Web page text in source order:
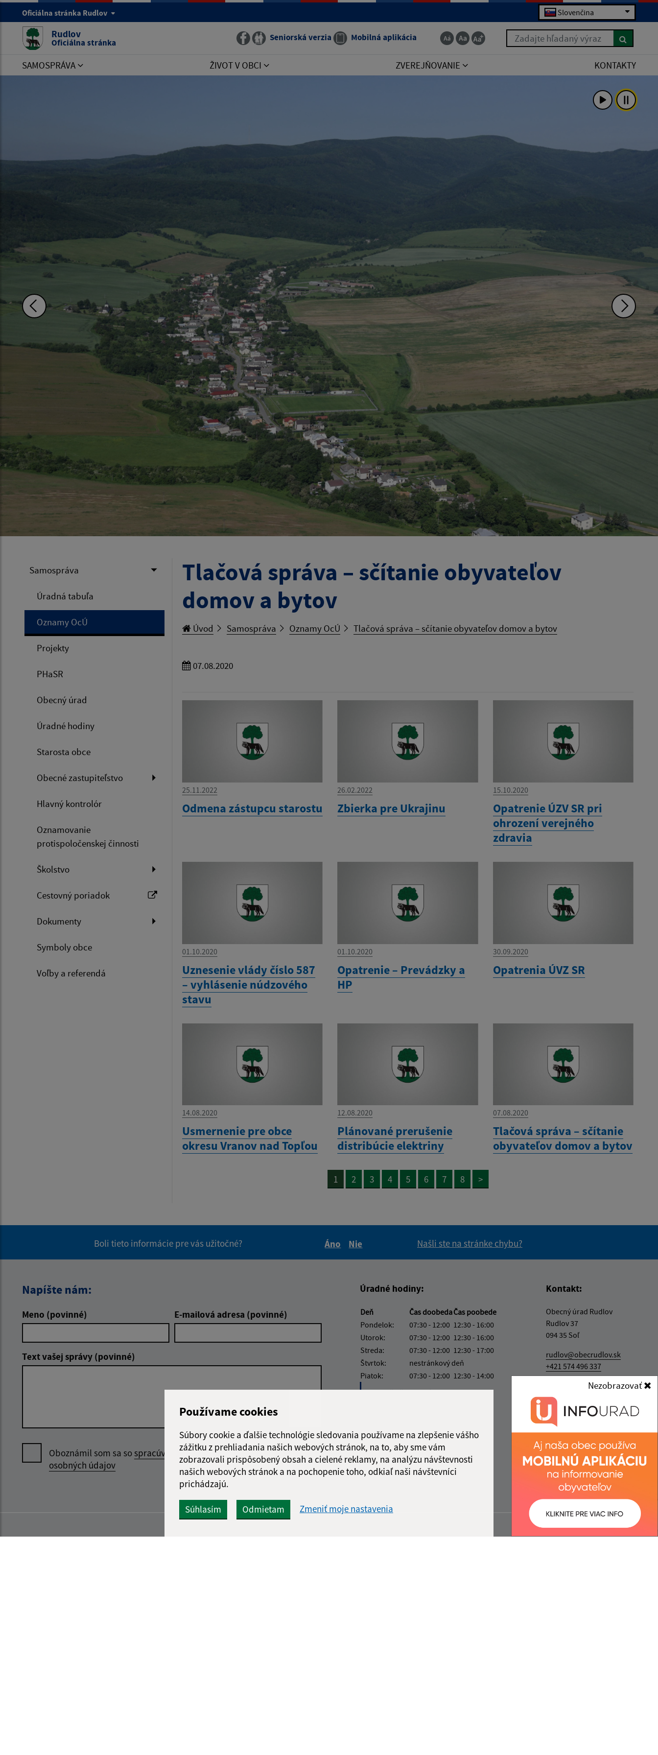
Používame cookies
Súbory cookie a ďalšie technológie sledovania používame na zlepšenie vášho
zážitku z prehliadania našich webových stránok, na to, aby sme vám
zobrazovali prispôsobený obsah a cielené reklamy, na analýzu návštevnosti
našich webových stránok a na pochopenie toho, odkiaľ naši návštevníci
prichádzajú.
Súhlasím Odmietam Zmeniť moje nastavenia
Nezobrazovať
Oficiálna stránka Rudlov Slovenčina
Rudlov
Oficiálna stránka Seniorská verzia Mobilná aplikácia Zadajte hľadaný výraz
SAMOSPRÁVA ŽIVOT V OBCI ZVEREJŇOVANIE KONTAKTY
Samospráva
Úradná tabuľa
Oznamy OcÚ
Projekty
PHaSR
Obecný úrad
Úradné hodiny
Starosta obce
Obecné zastupiteľstvo
Hlavný kontrolór
Oznamovanie
protispoločenskej činnosti
Školstvo
Cestovný poriadok
Dokumenty
Symboly obce
Voľby a referendá
Tlačová správa – sčítanie obyvateľov
domov a bytov
Úvod Samospráva Oznamy OcÚ Tlačová správa – sčítanie obyvateľov domov a bytov
07.08.2020
25.11.2022
Odmena zástupcu starostu
26.02.2022
Zbierka pre Ukrajinu
15.10.2020
Opatrenie ÚZV SR pri
ohrození verejného
zdravia
01.10.2020
Uznesenie vlády číslo 587
– vyhlásenie núdzového
stavu
01.10.2020
Opatrenie – Prevádzky a
HP
30.09.2020
Opatrenia ÚVZ SR
14.08.2020
Usmernenie pre obce
okresu Vranov nad Topľou
12.08.2020
Plánované prerušenie
distribúcie elektriny
07.08.2020
Tlačová správa – sčítanie
obyvateľov domov a bytov
1 2 3 4 5 6 7 8 >
Boli tieto informácie pre vás užitočné?
Áno
Nie
Našli ste na stránke chybu?
Napíšte nám:
Meno (povinné) E-mailová adresa (povinné)
Text vašej správy (povinné)
Oboznámil som sa sospracúvaním
osobných údajov
Google reCaptcha Response
Odoslať správu
Úradné hodiny:
Deň Čas doobedaČas poobede
Pondelok:
07:30 - 12:00 12:30 - 16:00
Utorok:
07:30 - 12:00 12:30 - 16:00
Streda:
07:30 - 12:00 12:30 - 17:00
Štvrtok:
nestránkový deň
Piatok:
07:30 - 12:00 12:30 - 14:00
Obedňajšia prestávka:12:00 - 12:30
Kontakt:
Obecný úrad Rudlov
Rudlov 37
094 35 Soľ
rudlov@obecrudlov.sk
+421 574 496 337
IČO: 00332763